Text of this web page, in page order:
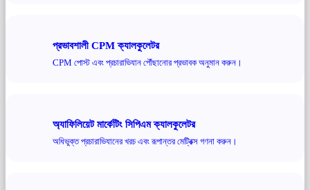
প্রভাবশালী CPM ক্যালকুলেটর
CPM পোস্ট এবং প্রচারাভিযান পৌঁছানোর প্রভাবক অনুমান করুন।
অ্যাফিলিয়েট মার্কেটিং সিপিএম ক্যালকুলেটর
অধিভুক্ত প্রচারাভিযানের খরচ এবং রূপান্তর মেট্রিক্স গণনা করুন।